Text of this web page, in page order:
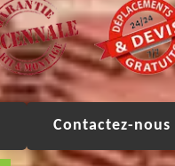
Contactez-nous